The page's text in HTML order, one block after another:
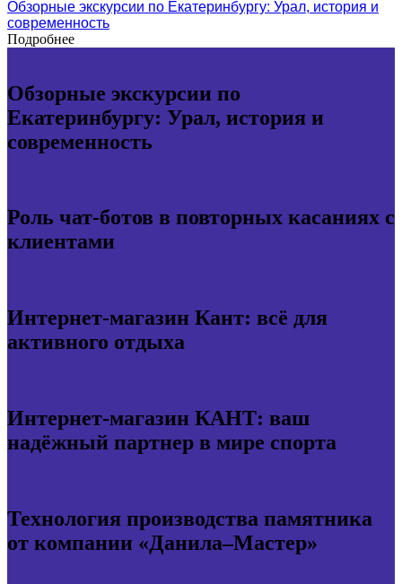
Обзорные экскурсии по Екатеринбургу: Урал, история и
современность
Подробнее
Обзорные экскурсии по
Екатеринбургу: Урал, история и
современность
Роль чат-ботов в повторных касаниях с
клиентами
Интернет-магазин Кант: всё для
активного отдыха
Интернет-магазин КАНТ: ваш
надёжный партнер в мире спорта
Технология производства памятника
от компании «Данила–Мастер»